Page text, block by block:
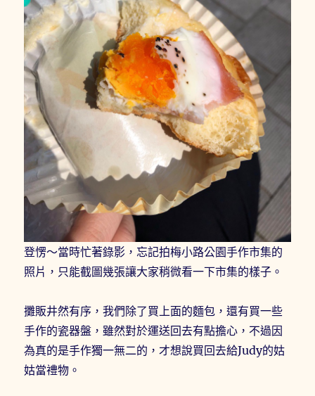
登愣～當時忙著錄影，忘記拍梅小路公園手作市集的
照片，只能截圖幾張讓大家稍微看一下市集的樣子。
攤販井然有序，我們除了買上面的麵包，還有買一些
手作的瓷器盤，雖然對於運送回去有點擔心，不過因
為真的是手作獨一無二的，才想說買回去給Judy的姑
姑當禮物。